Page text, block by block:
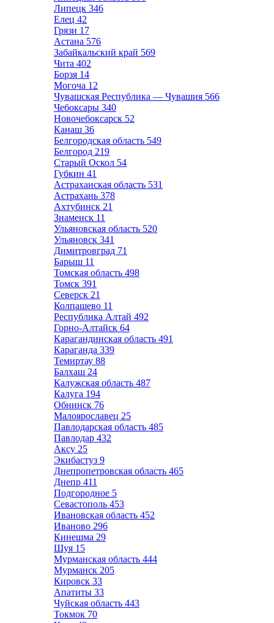
Липецк 346
Елец 42
Грязи 17
Астана 576
Забайкальский край 569
Чита 402
Борзя 14
Могоча 12
Чувашская Республика — Чувашия 566
Чебоксары 340
Новочебоксарск 52
Канаш 36
Белгородская область 549
Белгород 219
Старый Оскол 54
Губкин 41
Астраханская область 531
Астрахань 378
Ахтубинск 21
Знаменск 11
Ульяновская область 520
Ульяновск 341
Димитровград 71
Барыш 11
Томская область 498
Томск 391
Северск 21
Колпашево 11
Республика Алтай 492
Горно-Алтайск 64
Карагандинская область 491
Караганда 339
Темиртау 88
Балхаш 24
Калужская область 487
Калуга 194
Обнинск 76
Малоярославец 25
Павлодарская область 485
Павлодар 432
Аксу 25
Экибастуз 9
Днепропетровская область 465
Днепр 411
Подгородное 5
Севастополь 453
Ивановская область 452
Иваново 296
Кинешма 29
Шуя 15
Мурманская область 444
Мурманск 205
Кировск 33
Апатиты 33
Чуйская область 443
Токмок 70